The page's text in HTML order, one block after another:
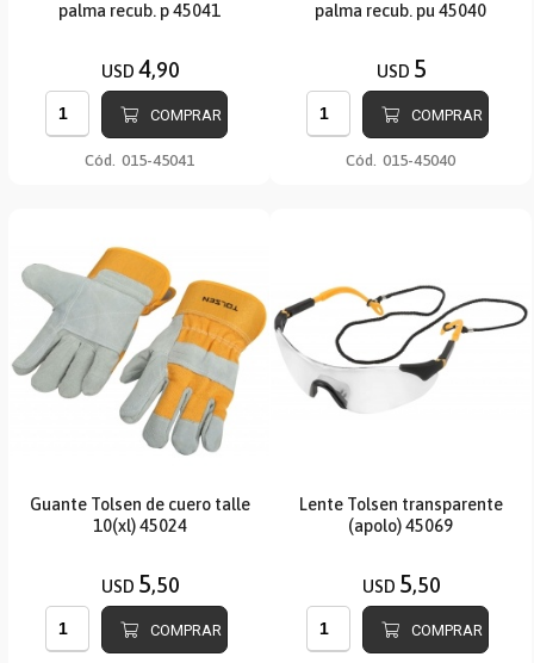
palma recub. p 45041
USD 4,90
COMPRAR
Cód. 015-45041
palma recub. pu 45040
USD 5
COMPRAR
Cód. 015-45040
Guante Tolsen de cuero talle
10(xl) 45024
USD 5,50
COMPRAR
Lente Tolsen transparente
(apolo) 45069
USD 5,50
COMPRAR